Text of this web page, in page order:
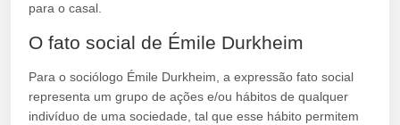
para o casal.
O fato social de Émile Durkheim
Para o sociólogo Émile Durkheim, a expressão fato social
representa um grupo de ações e/ou hábitos de qualquer
indivíduo de uma sociedade, tal que esse hábito permitem